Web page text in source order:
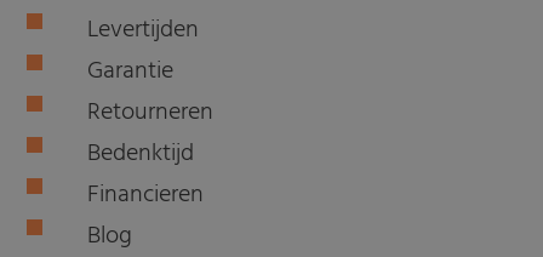
Levertijden
Garantie
Retourneren
Bedenktijd
Financieren
Blog